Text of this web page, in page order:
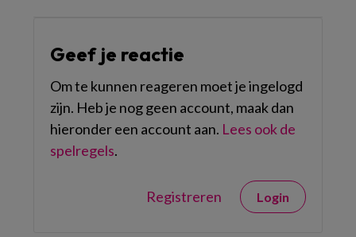
Geef je reactie
Om te kunnen reageren moet je ingelogd
zijn. Heb je nog geen account, maak dan
hieronder een account aan. Lees ook de
spelregels.
Registreren Login